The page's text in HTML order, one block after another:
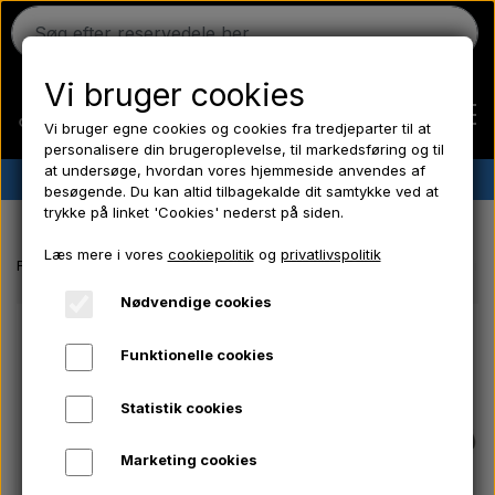
Ferguson
Massey Ferguson
✔︎ Dansk lager✔︎ Hurtig levering ✔︎ Lave priser
Forside EL-Dele/ Kemi/ Frostpropper/ Hydraulik/ Værktøj/ Pære/
Vi bruger cookies
Vi bruger egne cookies og cookies fra tredjeparter til at
personalisere din brugeroplevelse, til markedsføring og til
at undersøge, hvordan vores hjemmeside anvendes af
besøgende. Du kan altid tilbagekalde dit samtykke ved at
trykke på linket 'Cookies' nederst på siden.
Læs mere i vores cookiepolitikog privatlivspolitik
Nødvendige cookies
Funktionelle cookies
Statistik cookies
Marketing cookies